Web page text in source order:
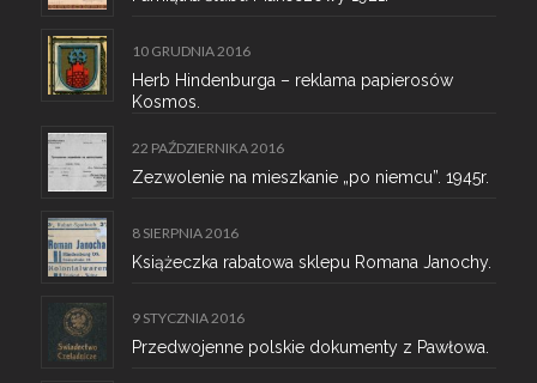
10 GRUDNIA 2016
Herb Hindenburga – reklama papierosów
Kosmos.
22 PAŹDZIERNIKA 2016
Zezwolenie na mieszkanie „po niemcu”. 1945r.
8 SIERPNIA 2016
Książeczka rabatowa sklepu Romana Janochy.
9 STYCZNIA 2016
Przedwojenne polskie dokumenty z Pawłowa.